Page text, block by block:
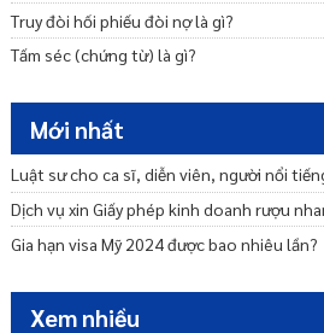
Phí gia hạn visa mỹ hết bao nhiêu tiền?
Dịch Vụ Gia Hạn Visa Cho Người Nước
Cách gia hạn visa Mỹ online mới nhất
Truy đòi hối phiếu đòi nợ là gì?
Tấm séc (chứng từ) là gì?
Mới nhất
Luật sư cho ca sĩ, diễn viên, người nổi
Dịch vụ xin Giấy phép kinh doanh rượu
Gia hạn visa Mỹ 2024 được bao nhiêu lần?
Xem nhiều